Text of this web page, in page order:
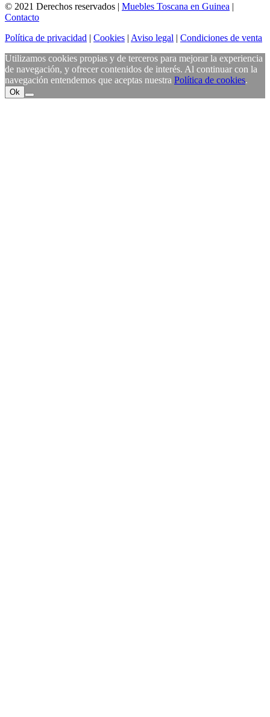
© 2021 Derechos reservados | Muebles Toscana en Guinea |
Contacto
Política de privacidad | Cookies | Aviso legal | Condiciones de venta
Utilizamos cookies propias y de terceros para mejorar la experiencia
de navegación, y ofrecer contenidos de interés. Al continuar con la
navegación entendemos que aceptas nuestra Política de cookies.
Ok